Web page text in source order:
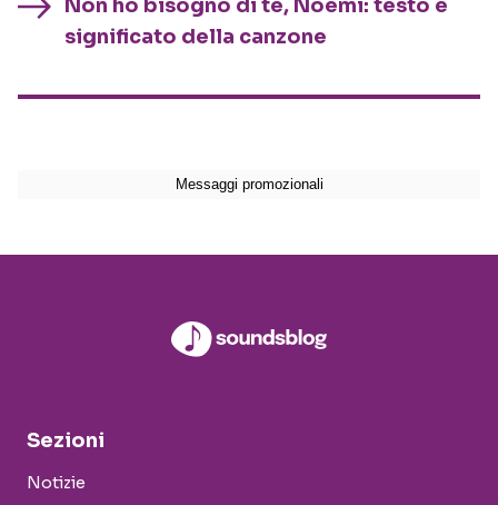
Non ho bisogno di te, Noemi: testo e
significato della canzone
Sezioni
Notizie